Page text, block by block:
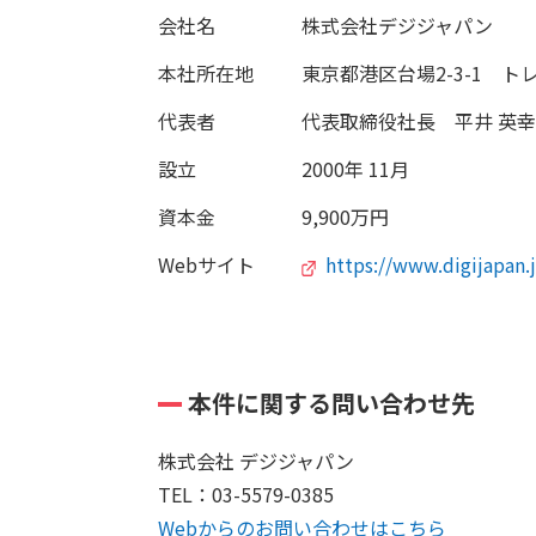
会社名
株式会社デジジャパン
本社所在地
東京都港区台場2-3-1 ト
代表者
代表取締役社長 平井 英幸
設立
2000年 11月
資本金
9,900万円
Webサイト
https://
本件に関する問い合わせ先
株式会社 デジジャパン
TEL：03-5579-0385
Webからのお問い合わせはこちら